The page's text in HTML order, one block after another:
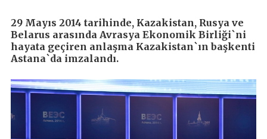
29 Mayıs 2014 tarihinde, Kazakistan, Rusya ve
Belarus arasında Avrasya Ekonomik Birliği`ni
hayata geçiren anlaşma Kazakistan`ın başkenti
Astana`da imzalandı.